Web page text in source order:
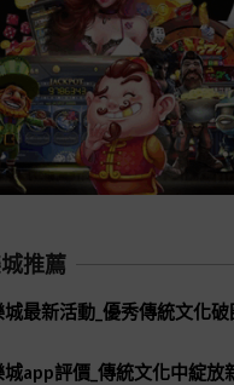
推薦
最新活動_優秀傳統文化
app評價_傳統文化中綻放